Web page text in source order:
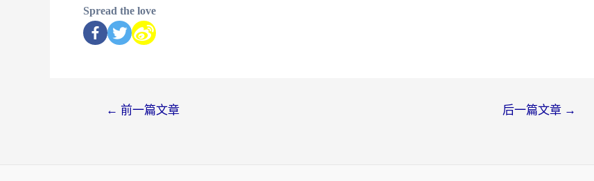
Spread the love
← 前一篇文章 后一篇文章 →